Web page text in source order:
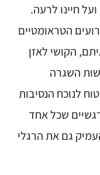
חיינו לרעה.
הטראומטיים
הקושי לאזן
השגרה
לנוכח הנסיבות
שכל אחד
גם את הרגלי